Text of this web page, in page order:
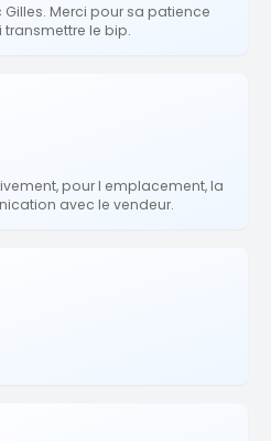
Merci pour sa patience
transmettre le bip.
pour l emplacement, la
avec le vendeur.